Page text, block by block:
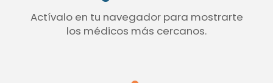
Actívalo en tu navegador para mostrarte
los médicos más cercanos.